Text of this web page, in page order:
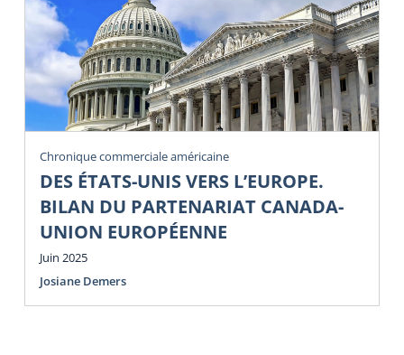
Chronique commerciale américaine
DES ÉTATS-UNIS VERS L’EUROPE.
BILAN DU PARTENARIAT CANADA-
UNION EUROPÉENNE
Juin 2025
Josiane Demers